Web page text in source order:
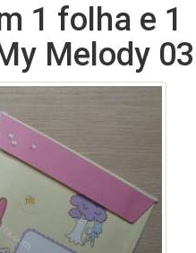
1 folha e 1
Melody 03